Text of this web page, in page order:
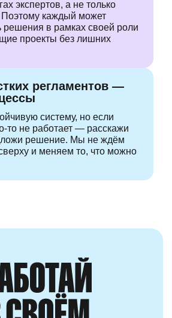
экспертов, а не только
Поэтому каждый может
решения в рамках своей роли
проекты без лишних
регламентов —
систему, но если
то не работает — расскажи
решение. Мы не ждём
и меняем то, что можно